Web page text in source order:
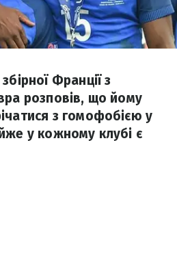
Франції з
розповів, що йому
з гомофобією у
у кожному клубі є